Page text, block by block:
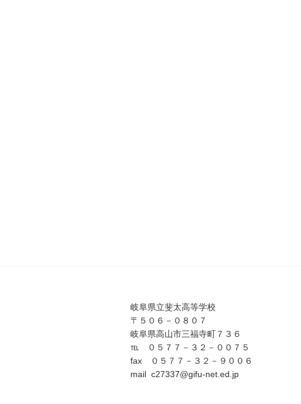
岐阜県立斐太高等学校
〒５０６－０８０７
岐阜県高山市三福寺町７３６
℡ ０５７７－３２－００７５
fax ０５７７－３２－９００６
mail c27337@gifu-net.ed.jp